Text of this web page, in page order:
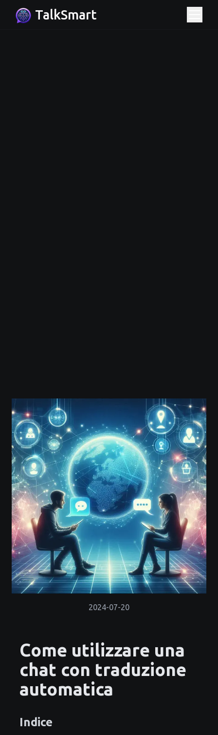
TalkSmart
2024-07-20
Come utilizzare una
chat con traduzione
automatica
Indice